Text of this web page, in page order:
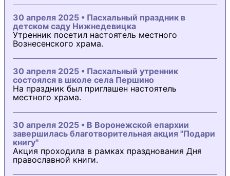
30 апреля 2025 • Пасхальный праздник в
детском саду Нижнедевицка
Утренник посетил настоятель местного
Вознесенского храма.
30 апреля 2025 • Пасхальный утренник
состоялся в школе села Першино
На праздник был приглашен настоятель
местного храма.
30 апреля 2025 • В Воронежской епархии
завершилась благотворительная акция "Подари
книгу"
Акция проходила в рамках празднования Дня
православной книги.